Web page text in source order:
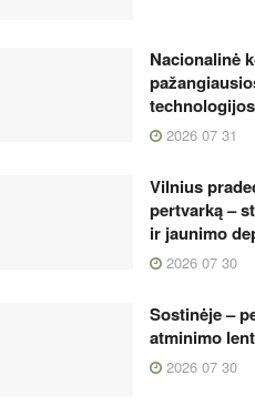
Nacionalinė
2026 07 31
Vilnius
pertvarką –
ir jaunimo
2026 07 30
Sostinėje –
atminimo
2026 07 30